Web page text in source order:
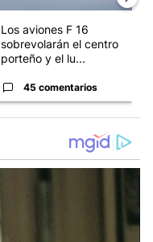
Los aviones F 16
sobrevolarán el centro
porteño y el lu...
45 comentarios